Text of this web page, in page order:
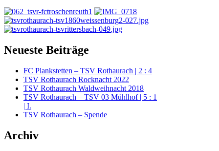
Neueste Beiträge
FC Plankstetten – TSV Rothaurach | 2 : 4
TSV Rothaurach Rocknacht 2022
TSV Rothaurach Waldweihnacht 2018
TSV Rothaurach – TSV 03 Mühlhof | 5 : 1
| I.
TSV Rothaurach – Spende
Archiv